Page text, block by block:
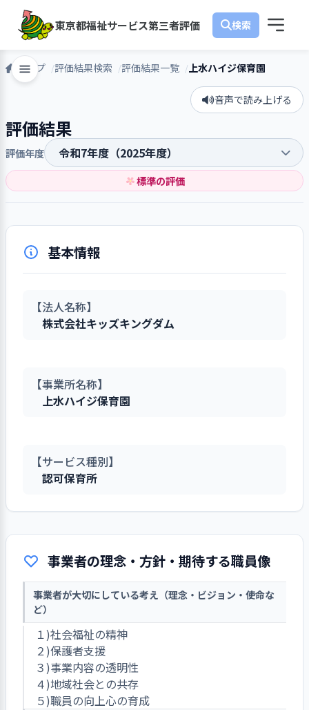
東京都福祉サービス第三者評価
トップ 評価結果検索 評価結果一覧 上水ハイジ保育園
音声で読み上げる
評価結果
評価年度
標準の評価
基本情報
【法人名称】
株式会社キッズキングダム
【事業所名称】
上水ハイジ保育園
【サービス種別】
認可保育所
事業者の理念・方針・期待する職員像
事業者が大切にしている考え（理念・ビジョン・使命な
ど）
１)社会福祉の精神
２)保護者支援
３)事業内容の透明性
４)地域社会との共存
５)職員の向上心の育成